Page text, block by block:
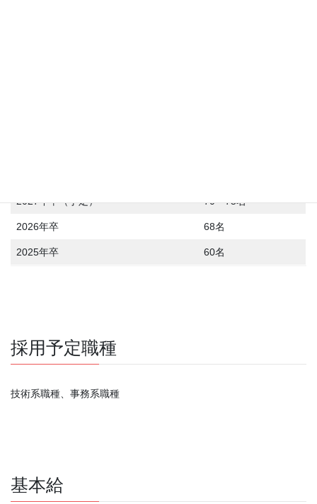
2027年卒（予定） 70～75名
2026年卒 68名
2025年卒 60名
採用予定職種
技術系職種、事務系職種
基本給